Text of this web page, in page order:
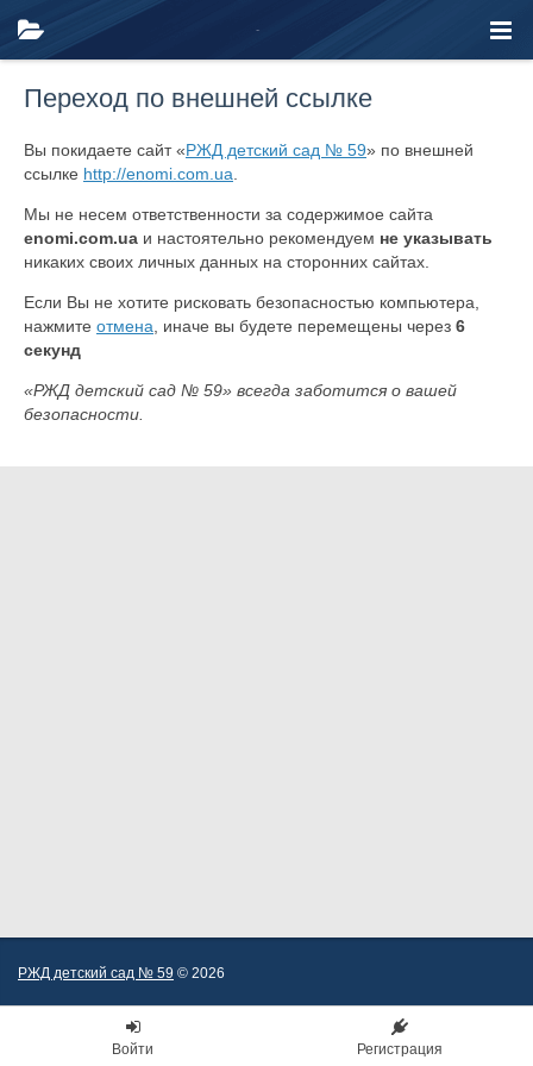
Переход по внешней ссылке
Вы покидаете сайт «РЖД детский сад № 59» по внешней
ссылке http://enomi.com.ua
Мы не несем ответственности за содержимое сайта
enomi.com.ua и настоятельно рекомендуем не указывать
никаких своих личных данных на сторонних сайтах.
Если Вы не хотите рисковать безопасностью компьютера,
нажмите отмена , иначе вы будете перемещены через 6
секунд
«РЖД детский сад № 59» всегда заботится о вашей
безопасности.
РЖД детский сад № 59 © 2026
Войти Регистрация